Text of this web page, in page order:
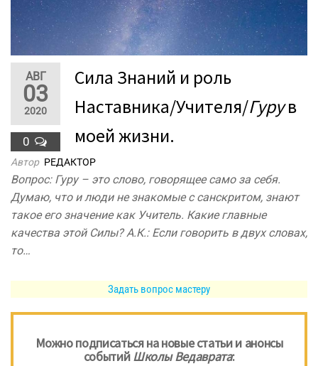
АВГ
03
2020
0
Сила Знаний и роль
Наставника/Учителя/Гурув
моей жизни.
Автор РЕДАКТОР
Вопрос: Гуру – это слово, говорящее само за себя.
Думаю, что и люди не знакомые с санскритом, знают
такое его значение как Учитель. Какие главные
качества этой Силы? А.К.: Если говорить в двух словах,
то…
Задать вопрос мастеру
Можно подписаться на новые статьи и анонсы
событийШколы Ведаврата: